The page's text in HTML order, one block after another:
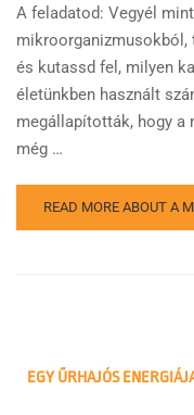
A feladatod: Vegyél
mikroorganizmusokból,
és kutassd fel, milyen
életünkben használt
megállapították, hogy a
még …
READ MORE ABOUT A
EGY ŰRHAJÓS